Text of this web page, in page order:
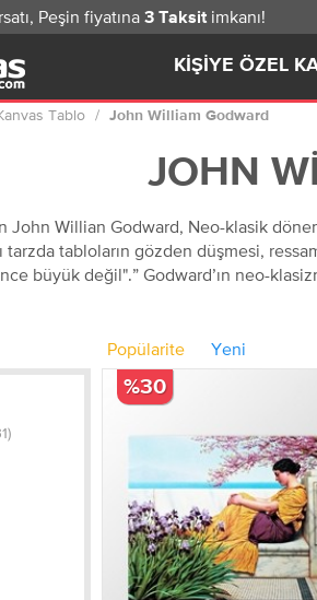
KIŞIYE ÖZEL
Peşin fiyatına 3 Taksit imkanı!
Tablo John William Godward
JOHN
John Willian Godward, Neo-klasik
tarzda tabloların gözden düşmesi,
büyük değil".” Godward’ın neo-
Popülarite Yeni
%30